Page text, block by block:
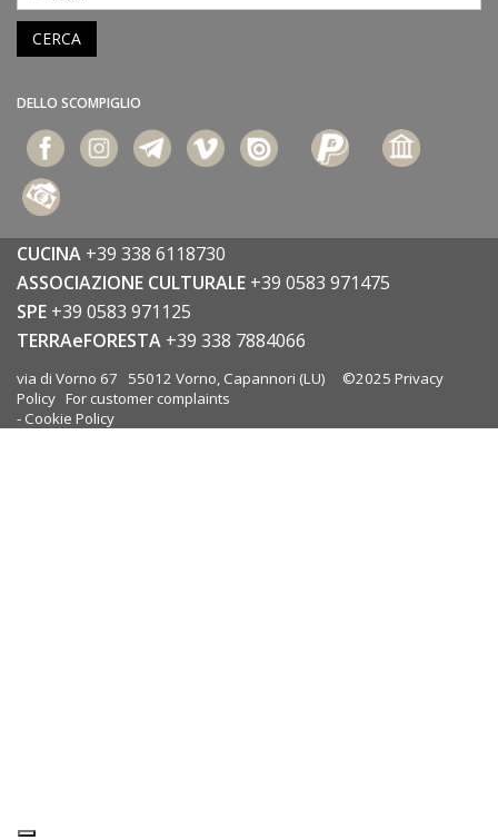
CERCA
DELLO SCOMPIGLIO
CUCINA +39 338 6118730
ASSOCIAZIONE CULTURALE +39 0583 971475
SPE +39 0583 971125
TERRAeFORESTA +39 338 7884066
via di Vorno 67 55012 Vorno, Capannori (LU) ©2025 Privacy
Policy For customer complaints
- Cookie Policy